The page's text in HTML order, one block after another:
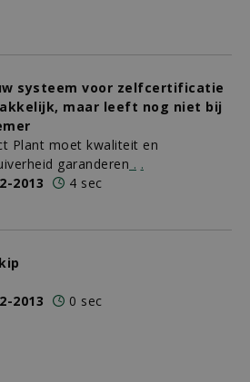
systeem voor zelfcertificatie
maar leeft nog niet bij
Plant moet kwaliteit en
garanderen . .
2013
4 sec
2013 0 sec